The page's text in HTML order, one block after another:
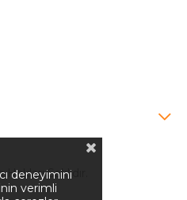
Saklıdır.
deneyimini
verimli